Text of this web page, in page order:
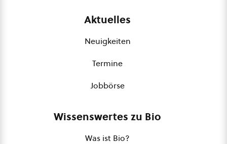
Aktuelles
Neuigkeiten
Termine
Jobbörse
Wissenswertes zu Bio
Was ist Bio?